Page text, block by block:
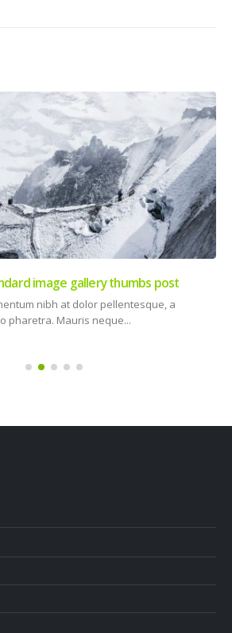
image gallery thumbs post
nibh at dolor pellentesque, a
pharetra. Mauris neque...